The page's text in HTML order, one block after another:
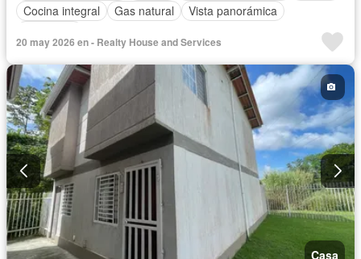
Cocina integral
Gas natural
Vista panorámica
20 may 2026 en - Realty House and Services
Casa